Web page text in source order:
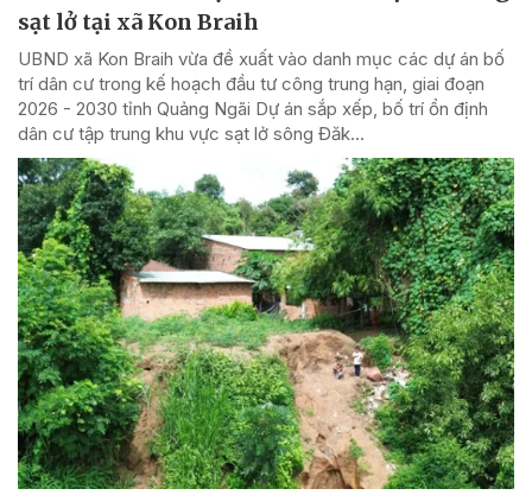
sạt lở tại xã Kon Braih
UBND xã Kon Braih vừa đề xuất vào danh mục các dự án bố
trí dân cư trong kế hoạch đầu tư công trung hạn, giai đoạn
2026 - 2030 tỉnh Quảng Ngãi Dự án sắp xếp, bố trí ổn định
dân cư tập trung khu vực sạt lở sông Đăk...